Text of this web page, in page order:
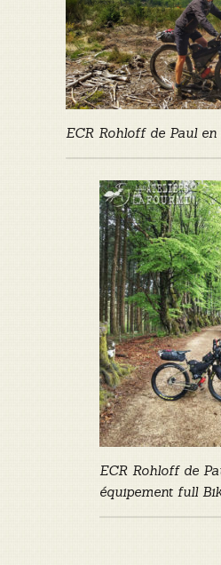
ECR Rohloff de Paul
ECR Rohloff de
équipement full